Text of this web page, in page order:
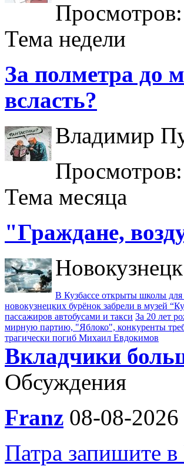
Просмотров:
Тема недели
За полметра до
всласть?
Владимир
Просмотров:
Тема месяца
"Граждане,
В Кузбассе открыты школы
новокузнецких бурёнок забрели в музей
пассажиров автобусами и такси За 20 лет
мирную партию, "Яблоко", конкуренты
трагически погиб Михаил Евдокимов
Вкладчики
Обсуждения
Franz 08-08-2026
Патра запишите